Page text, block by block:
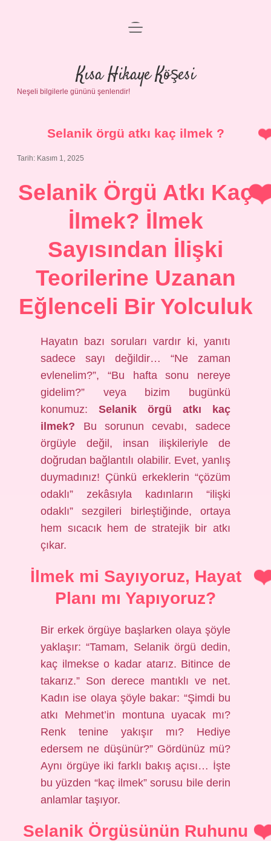
Anasayfa
Gizlilik Politikası
Yasal Uyarı
menüyü
Kısa Hikaye Köşesi
Neşeli bilgilerle gününü şenlendir!
Selanik örgü atkı kaç ilmek ?
Tarih: Kasım 1, 2025
Selanik Örgü Atkı Kaç
İlmek? İlmek
Sayısından İlişki
Teorilerine Uzanan
Eğlenceli Bir Yolculuk
Hayatın bazı soruları vardır ki, yanıtı
sadece sayı değildir… “Ne zaman
evlenelim?”, “Bu hafta sonu nereye
gidelim?” veya bizim bugünkü
konumuz:Selanik örgü atkı kaç
ilmek? Bu sorunun cevabı, sadece
örgüyle değil, insan ilişkileriyle de
doğrudan bağlantılı olabilir. Evet, yanlış
duymadınız! Çünkü erkeklerin “çözüm
odaklı” zekâsıyla kadınların “ilişki
odaklı” sezgileri birleştiğinde, ortaya
hem sıcacık hem de stratejik bir atkı
çıkar.
İlmek mi Sayıyoruz, Hayat
Planı mı Yapıyoruz?
Bir erkek örgüye başlarken olaya şöyle
yaklaşır: “Tamam, Selanik örgü dedin,
kaç ilmekse o kadar atarız. Bitince de
takarız.” Son derece mantıklı ve net.
Kadın ise olaya şöyle bakar: “Şimdi bu
atkı Mehmet’in montuna uyacak mı?
Renk tenine yakışır mı? Hediye
edersem ne düşünür?” Gördünüz mü?
Aynı örgüye iki farklı bakış açısı… İşte
bu yüzden “kaç ilmek” sorusu bile derin
anlamlar taşıyor.
Selanik Örgüsünün Ruhunu